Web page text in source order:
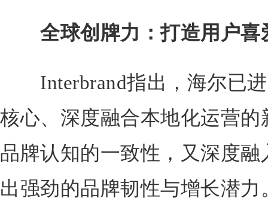
全球创牌力：打造用户喜
Interbrand指出，海尔已进
核心、深度融合本地化运营
品牌认知的一致性，又深度
出强劲的品牌韧性与增长潜力